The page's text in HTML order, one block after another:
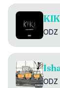
ODZ
ODZ